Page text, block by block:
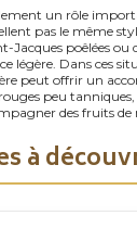
un rôle
pas le même
Jacques poêlées ou
légère. Dans ces
peut offrir un
peu
des fruits de
à